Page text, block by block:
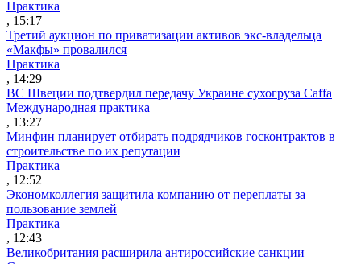
Практика
, 15:17
Третий аукцион по приватизации активов экс-владельца
«Макфы» провалился
Практика
, 14:29
ВС Швеции подтвердил передачу Украине сухогруза Caffa
Международная практика
, 13:27
Минфин планирует отбирать подрядчиков госконтрактов в
строительстве по их репутации
Практика
, 12:52
Экономколлегия защитила компанию от переплаты за
пользование землей
Практика
, 12:43
Великобритания расширила антироссийские санкции